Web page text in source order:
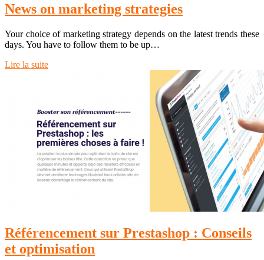
News on marketing strategies
Your choice of marketing strategy depends on the latest trends these
days. You have to follow them to be up…
Lire la suite
Référencement sur Prestashop : Conseils
et optimisation